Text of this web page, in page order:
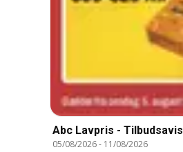
Abc Lavpris - Tilbudsavis
05/08/2026- 11/08/2026